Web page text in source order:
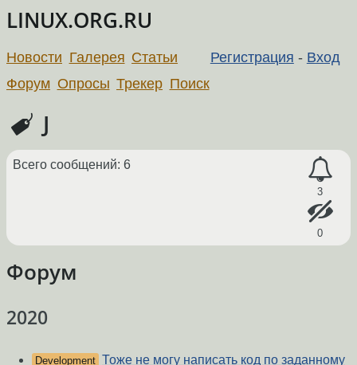
LINUX.ORG.RU
Регистрация - Вход
Новости Галерея Статьи
Форум Опросы Трекер Поиск
J
3
0
Всего сообщений: 6
Форум
2020
Development Тоже не могу написать код по заданному